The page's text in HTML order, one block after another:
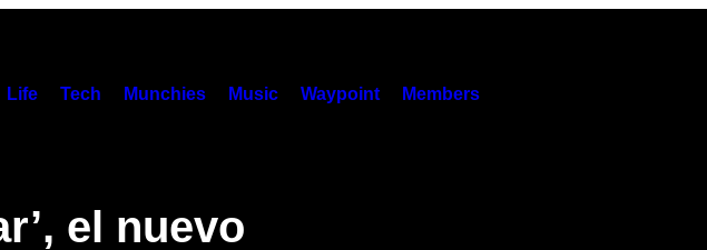
Life Tech Munchies Music Waypoint Members
el nuevo